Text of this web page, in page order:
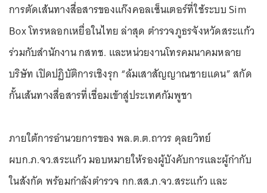
การตัดเส้นทางสื่อสารของแก๊งคอลเซ็นเตอร์ที่ใช้ระบบ Sim
Box โทรหลอกเหยื่อในไทย ล่าสุด ตำรวจภูธรจังหวัดสระแก้ว
ร่วมกับสำนักงาน กสทช. และหน่วยงานโทรคมนาคมหลาย
บริษัท เปิดปฏิบัติการเชิงรุก “ล้มเสาสัญญาณชายแดน” สกัด
กั้นเส้นทางสื่อสารที่เชื่อมเข้าสู่ประเทศกัมพูชา
ภายใต้การอำนวยการของ พล.ต.ต.ถาวร ดุลยวิทย์
ผบก.ภ.จว.สระแก้ว มอบหมายให้รองผู้บังคับการและผู้กำกับ
ในสังกัด พร้อมกำลังตำรวจ กก.สส.ภ.จว.สระแก้ว และ